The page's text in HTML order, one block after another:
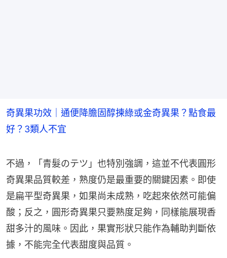
奇異果功效｜通便降膽固醇揀綠或金奇異果？點食最
好？3類人不宜
不過，「青髮のテツ」也特別強調，這並不代表圓形
奇異果品質較差，熟度仍是最重要的關鍵因素。即使
是扁平型奇異果，如果尚未成熟，吃起來依然可能偏
酸；反之，圓形奇異果只要熟度足夠，同樣能展現香
甜多汁的風味。因此，果實形狀只能作為輔助判斷依
據，不能完全代表甜度與品質。